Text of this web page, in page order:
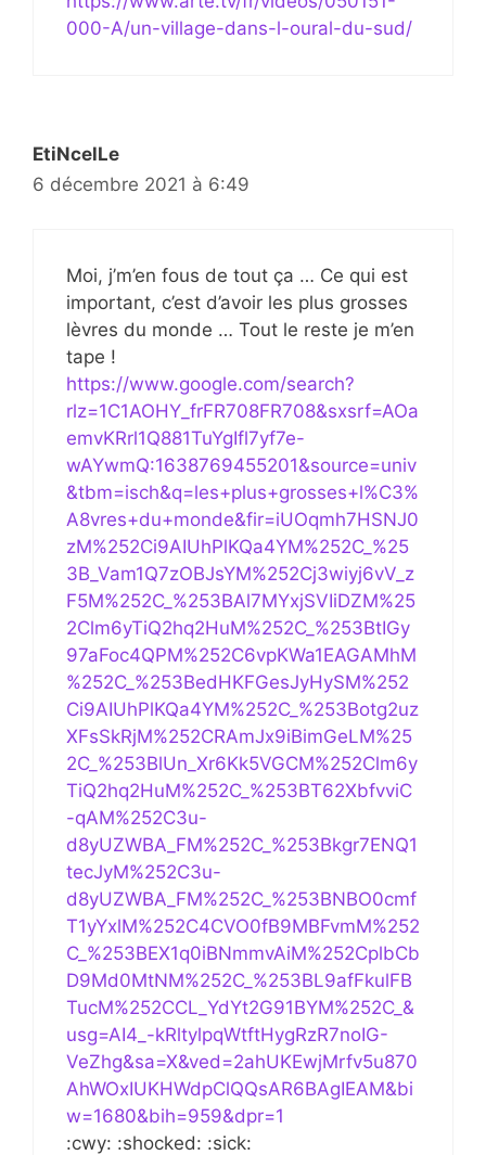
000-A/un-village-dans-l-oural-du-sud/
EtiNcelLe
6 décembre 2021 à 6:49
Moi, j’m’en fous de tout ça … Ce qui est
important, c’est d’avoir les plus grosses
lèvres du monde … Tout le reste je m’en
tape !
https://www.google.com/search?
rlz=1C1AOHY_frFR708FR708&sxsrf=AOa
emvKRrl1Q881TuYgIfl7yf7e-
wAYwmQ:1638769455201&source=univ
&tbm=isch&q=les+plus+grosses+l%C3%
A8vres+du+monde&fir=iUOqmh7HSNJ0
zM%252Ci9AIUhPlKQa4YM%252C_%25
3B_Vam1Q7zOBJsYM%252Cj3wiyj6vV_z
F5M%252C_%253BAl7MYxjSVIiDZM%25
2Clm6yTiQ2hq2HuM%252C_%253BtIGy
97aFoc4QPM%252C6vpKWa1EAGAMhM
%252C_%253BedHKFGesJyHySM%252
Ci9AIUhPlKQa4YM%252C_%253Botg2uz
XFsSkRjM%252CRAmJx9iBimGeLM%25
2C_%253BlUn_Xr6Kk5VGCM%252Clm6y
TiQ2hq2HuM%252C_%253BT62XbfvviC
-qAM%252C3u-
d8yUZWBA_FM%252C_%253Bkgr7ENQ1
tecJyM%252C3u-
d8yUZWBA_FM%252C_%253BNBO0cmf
T1yYxlM%252C4CVO0fB9MBFvmM%252
C_%253BEX1q0iBNmmvAiM%252CplbCb
D9Md0MtNM%252C_%253BL9afFkulFB
TucM%252CCL_YdYt2G91BYM%252C_&
usg=AI4_-kRltylpqWtftHygRzR7noIG-
VeZhg&sa=X&ved=2ahUKEwjMrfv5u870
AhWOxIUKHWdpClQQsAR6BAgIEAM&bi
w=1680&bih=959&dpr=1
:cwy: :shocked: :sick: